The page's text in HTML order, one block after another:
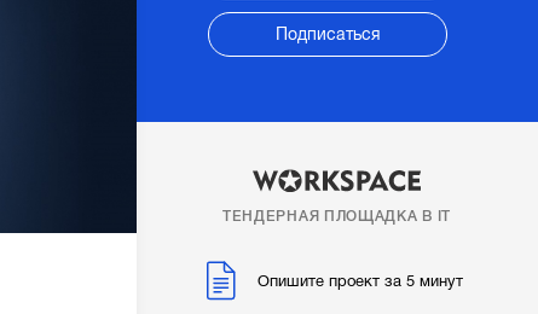
Подписаться
ТЕНДЕРНАЯ ПЛОЩАДКА В IT
Опишите проект за 5 минут